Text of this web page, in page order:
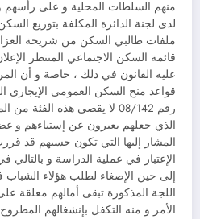
منهم السلطات المحلية و على رأسهم
لدى لجنة الدائرة المكلفة بتوزيع
ملفات طالبي السكن من شريحة
قائمة السكن الاجتماعي المنتظر
عليه القانون في ذلك ، خاصة و أن
رقم 08/142 لا يقصي هذه الفئة
الذي جعلهم يعبرون عن إستياءهم و
المشار إليها التي تكون حسبهم قد
الإعتبار في عملية الدراسة و بالتالي
إلى حين الإصغاء لطلب هؤلاء
اللجة المذكورة تبقى أمالهم معلقة
الأمر و منه التكفل بإنشغالهم